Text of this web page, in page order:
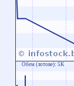
Обем (лотове): 5K